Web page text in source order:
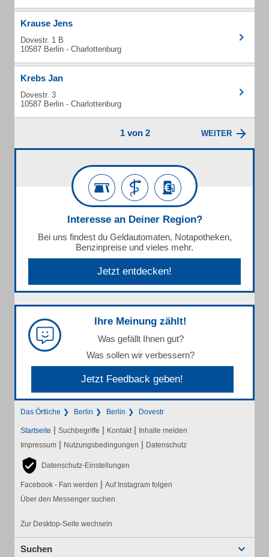
Krause Jens
Dovestr. 1 B
10587 Berlin - Charlottenburg
Krebs Jan
Dovestr. 3
10587 Berlin - Charlottenburg
1 von 2 WEITER
Interesse an Deiner Region?
Bei uns findest du Geldautomaten, Notapotheken,
Benzinpreise und vieles mehr.
Jetzt entdecken!
Ihre Meinung zählt!
Was gefällt Ihnen gut?
Was sollen wir verbessern?
Jetzt Feedback geben!
Das Örtliche Berlin Berlin Dovestr
Startseite | Suchbegriffe | Kontakt | Inhalte melden
Impressum | Nutzungsbedingungen | Datenschutz
Datenschutz-Einstellungen
Facebook - Fan werden | Auf Instagram folgen
Über den Messenger suchen
Zur Desktop-Seite wechseln
Suchen